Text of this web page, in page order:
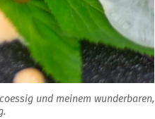
und meinem wunderbaren,